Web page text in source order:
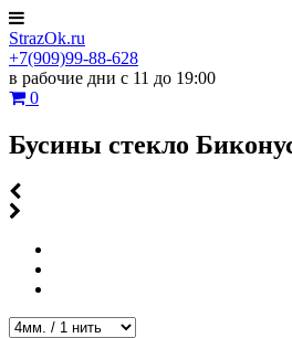
StrazOk.ru
+7(909)99-88-628
в рабочие дни с 11 до 19:00
0
Бусины стекло